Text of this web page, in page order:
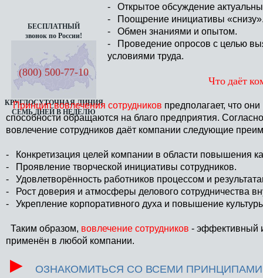
БЕСПЛАТНЫЙ
звонок по России!
(800) 500-77-10
КРУГЛОСУТОЧНАЯ ЛИНИЯ
СЕМЬ ДНЕЙ В НЕДЕЛЮ
- Открытое обсуждение
- Поощрение инициативы
- Обмен знаниями и опытом.
- Проведение опросов с целью
условиями труда.
Что даёт
Принцип вовлечения сотрудников предполагает, что
способности обращаются на благо предприятия.
вовлечение сотрудников даёт компании следующие
- Конкретизация целей компании в области повышения
- Проявление творческой инициативы сотрудников.
- Удовлетворённость работников процессом и
- Рост доверия и атмосферы делового сотрудничества
- Укрепление корпоративного духа и повышение
Таким образом, вовлечение сотрудников - эффективный
применён в любой компании.
► ОЗНАКОМИТЬСЯ СО ВСЕМИ